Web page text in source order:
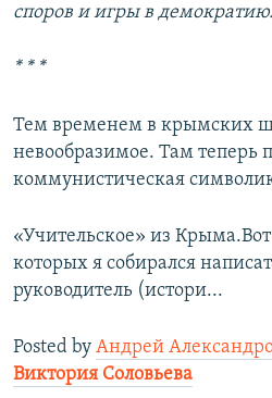
споров и игры в демократию.
* * *
Тем временем в крымских
невообразимое. Там теперь
коммунистическая
«Учительское» из
которых я собирался
руководитель (истори...
Posted by Андрей
Виктория Соловьева